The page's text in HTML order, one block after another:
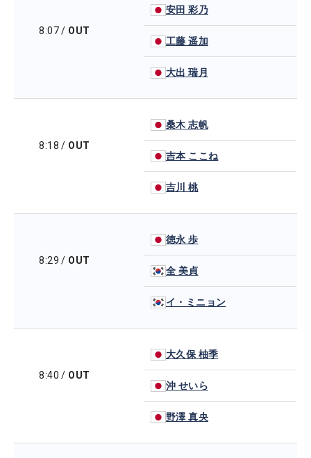
8:07/ OUT
安田 彩乃
工藤 遥加
大出 瑞月
8:18 / OUT
桑木 志帆
吉本 ここね
吉川 桃
8:29 / OUT
徳永 歩
全 美貞
イ・ミニョン
8:40 / OUT
大久保 柚季
沖 せいら
野澤 真央